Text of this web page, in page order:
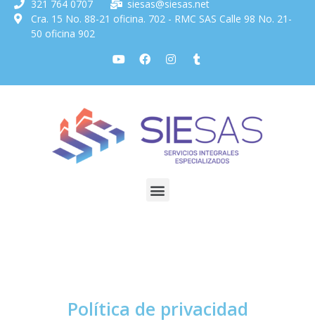
321 764 0707
siesas@siesas.net
Cra. 15 No. 88-21 oficina. 702 - RMC SAS Calle 98 No. 21-
50 oficina 902
Política de privacidad